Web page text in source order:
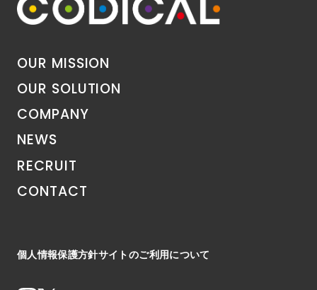
OUR MISSION
OUR SOLUTION
COMPANY
NEWS
RECRUIT
CONTACT
個人情報保護方針サイトのご利用について